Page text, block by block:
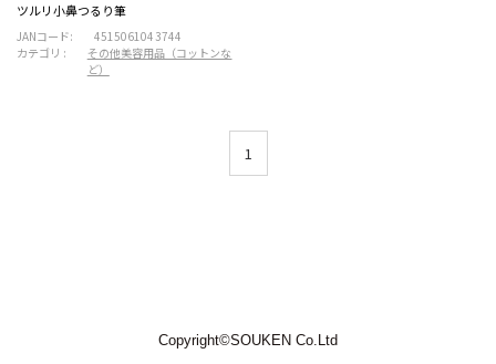
ツルリ小鼻つるり筆
JANコード:
4515061043744
カテゴリ :
その他美容用品（コットンな
ど）
1
Copyright©SOUKEN Co.Ltd